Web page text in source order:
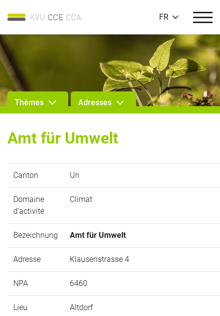
FR
Thèmes Adresses
Amt für Umwelt
Canton Uri
Domaine
d'activité
Climat
Bezeichnung Amt für Umwelt
Adresse Klausenstrasse 4
NPA 6460
Lieu Altdorf